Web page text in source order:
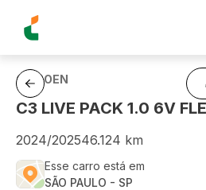
CITROEN
C3 LIVE PACK 1.0 6V
2024/202546.124 km
Esse carro está em
SÃO PAULO - SP